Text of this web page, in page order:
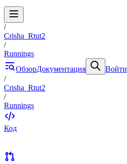
/
Crisha_Rtut2
/
Runnings
ОбзорДокументация
Войти
/
Crisha_Rtut2
/
Runnings
Код